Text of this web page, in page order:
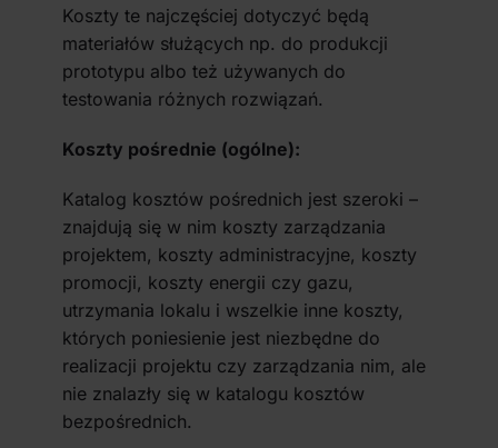
Koszty te najczęściej dotyczyć będą
materiałów służących np. do produkcji
prototypu albo też używanych do
testowania różnych rozwiązań.
Koszty pośrednie (ogólne):
Katalog kosztów pośrednich jest szeroki –
znajdują się w nim koszty zarządzania
projektem, koszty administracyjne, koszty
promocji, koszty energii czy gazu,
utrzymania lokalu i wszelkie inne koszty,
których poniesienie jest niezbędne do
realizacji projektu czy zarządzania nim, ale
nie znalazły się w katalogu kosztów
bezpośrednich.